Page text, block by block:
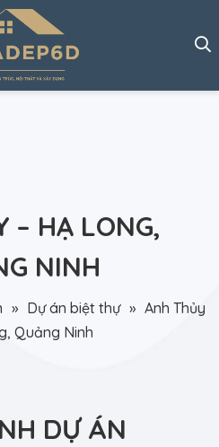
– HẠ LONG,
NINH
» Dự án biệt thự » Anh Thủy
Quảng Ninh
DỰ ÁN